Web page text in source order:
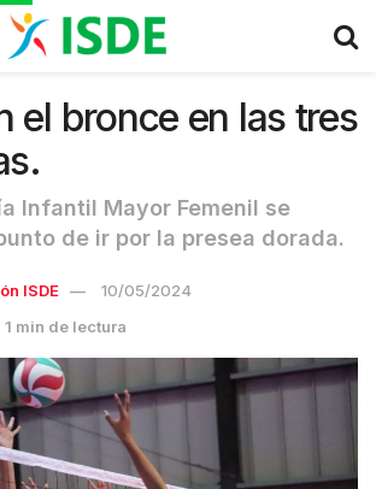
el bronce en las tres
Infantil Mayor Femenil se
de ir por la presea dorada.
ISDE
10/05/2024
min de lectura